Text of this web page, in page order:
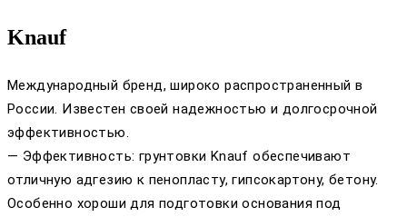
Knauf
Международный бренд, широко распространенный в
России. Известен своей надежностью и долгосрочной
эффективностью.
— Эффективность: грунтовки Knauf обеспечивают
отличную адгезию к пенопласту, гипсокартону, бетону.
Особенно хороши для подготовки основания под